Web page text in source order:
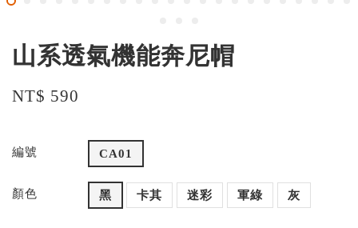
山系透氣機能奔尼帽
NT$ 590
編號 CA01
顏色 黑 卡其 迷彩 軍綠 灰